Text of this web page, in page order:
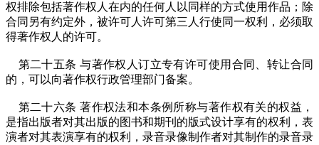
权排除包括著作权人在内的任何人以同样的方式使用作品；除
合同另有约定外，被许可人许可第三人行使同一权利，必须取
得著作权人的许可。
第二十五条 与著作权人订立专有许可使用合同、转让合同
的，可以向著作权行政管理部门备案。
第二十六条 著作权法和本条例所称与著作权有关的权益，
是指出版者对其出版的图书和期刊的版式设计享有的权利，表
演者对其表演享有的权利，录音录像制作者对其制作的录音录